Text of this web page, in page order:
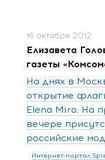
16 октября 2012
Елизавета
газеты
На днях в
открытие
Elena Miro. На
вечере
российские
Интернет-портал